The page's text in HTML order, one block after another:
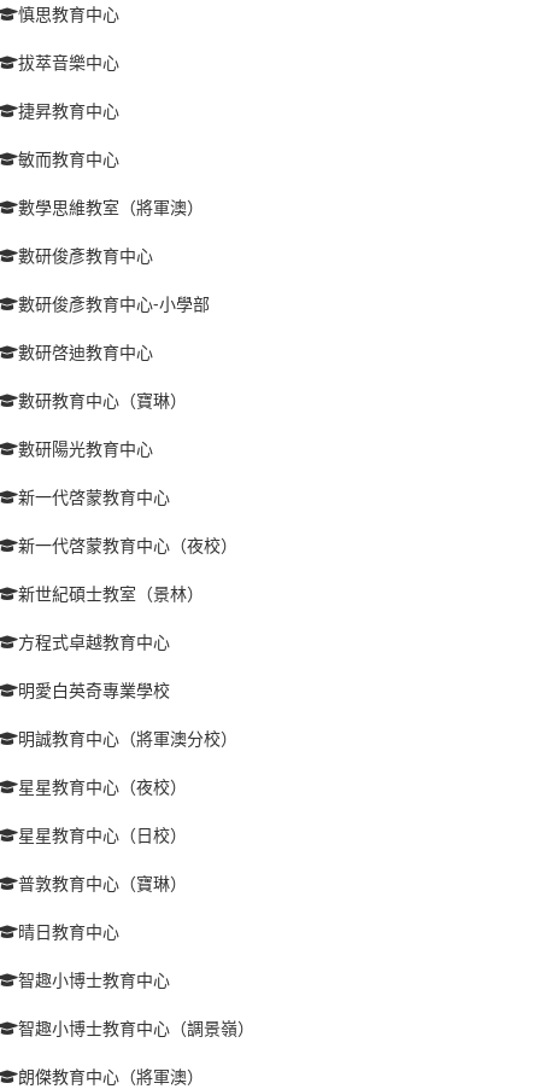
慎思教育中心
拔萃音樂中心
捷昇教育中心
敏而教育中心
數學思維教室（將軍澳）
數研俊彥教育中心
數研俊彥教育中心-小學部
數研啓迪教育中心
數研教育中心（寶琳）
數研陽光教育中心
新一代啓蒙教育中心
新一代啓蒙教育中心（夜校）
新世紀碩士教室（景林）
方程式卓越教育中心
明愛白英奇專業學校
明誠教育中心（將軍澳分校）
星星教育中心（夜校）
星星教育中心（日校）
普敦教育中心（寶琳）
晴日教育中心
智趣小博士教育中心
智趣小博士教育中心（調景嶺）
朗傑教育中心（將軍澳）